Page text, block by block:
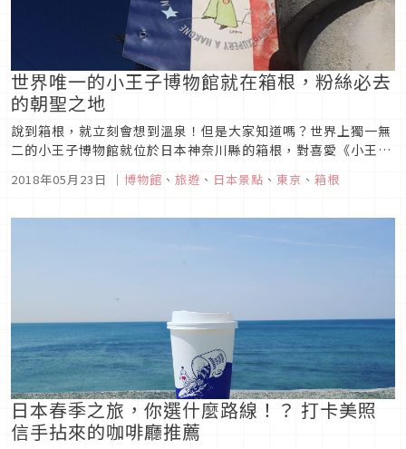
世界唯一的小王子博物館就在箱根，粉絲必去
的朝聖之地
說到箱根，就立刻會想到溫泉！但是大家知道嗎？世界上獨一無
二的小王子博物館就位於日本神奈川縣的箱根，對喜愛《小王
子》的人來說是必去的朝聖之地，沒讀過這本書的朋友也可以在
這裡找到一股說不出的平靜感，更是個拍照的好去處喔！接下來
2018年05月23日 ｜ 博物館 、 旅遊 、 日本景點 、 東京 、 箱根
日本春季之旅，你選什麼路線！？ 打卡美照
信手拈來的咖啡廳推薦